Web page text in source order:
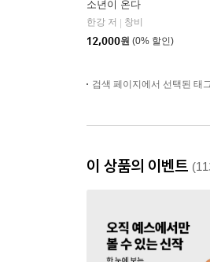
소년이 온다
한강 저
창비
12,000원 (0% 할인)
검색 페이지에서 선택된 태
이 상품의 이벤트